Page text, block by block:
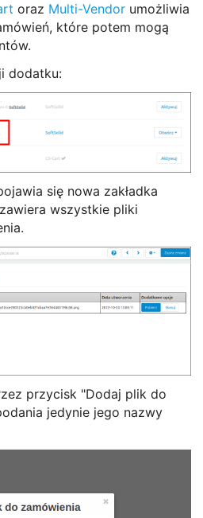
oraz Multi-Vendor umożliwia
które potem mogą
dodatku:
się nowa zakładka
wszystkie pliki
przycisk "Dodaj plik do
jedynie jego nazwy